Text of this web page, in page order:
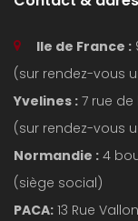
Ile de France :
(sur rendez-vous
Yvelines : 7 rue de
(sur rendez-vous
Normandie : 4
(siège social)
PACA: 13 Rue